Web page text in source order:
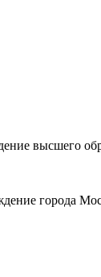
высшего
города